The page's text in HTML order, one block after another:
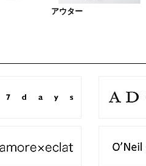
アウター